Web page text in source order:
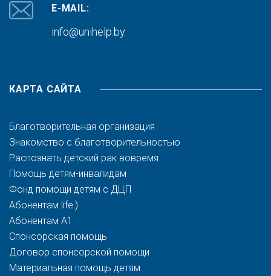
E-MAIL:
info@unihelp.by
КАРТА САЙТА
Благотворительная организация
Знакомство с благотворительностью
Распознать детский рак вовремя
Помощь детям-инвалидам
Фонд помощи детям с ДЦП
Абонентам life:)
Абонентам A1
Спонсорская помощь
Договор спонсорской помощи
Материальная помощь детям